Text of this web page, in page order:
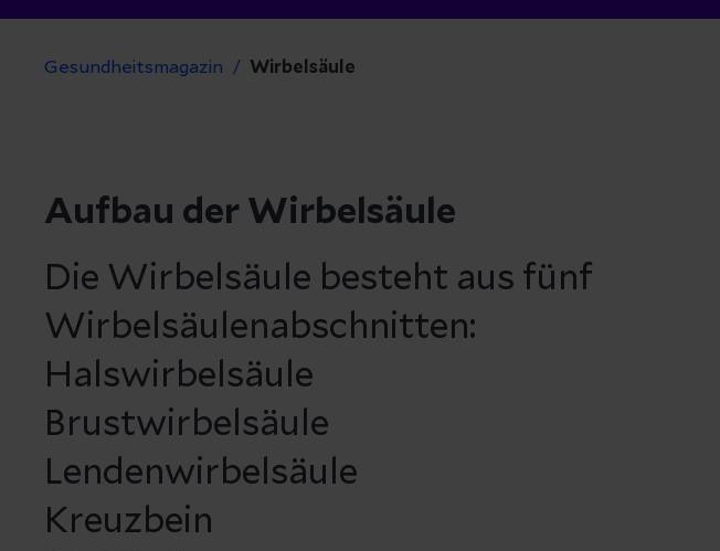
Gesundheitsmagazin Wirbelsäule
Aufbau der Wirbelsäule
Die Wirbelsäule besteht aus fünf
Wirbelsäulenabschnitten:
Halswirbelsäule
Brustwirbelsäule
Lendenwirbelsäule
Kreuzbein